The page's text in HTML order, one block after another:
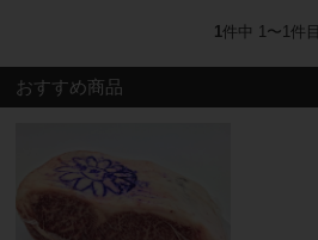
1件中 1〜1件目
おすすめ商品